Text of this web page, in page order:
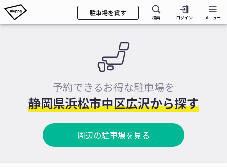
駐車場を貸す
検索 ログイン メニュー
予約できるお得な駐車場を
静岡県浜松市中区広沢から探す
周辺の駐車場を見る